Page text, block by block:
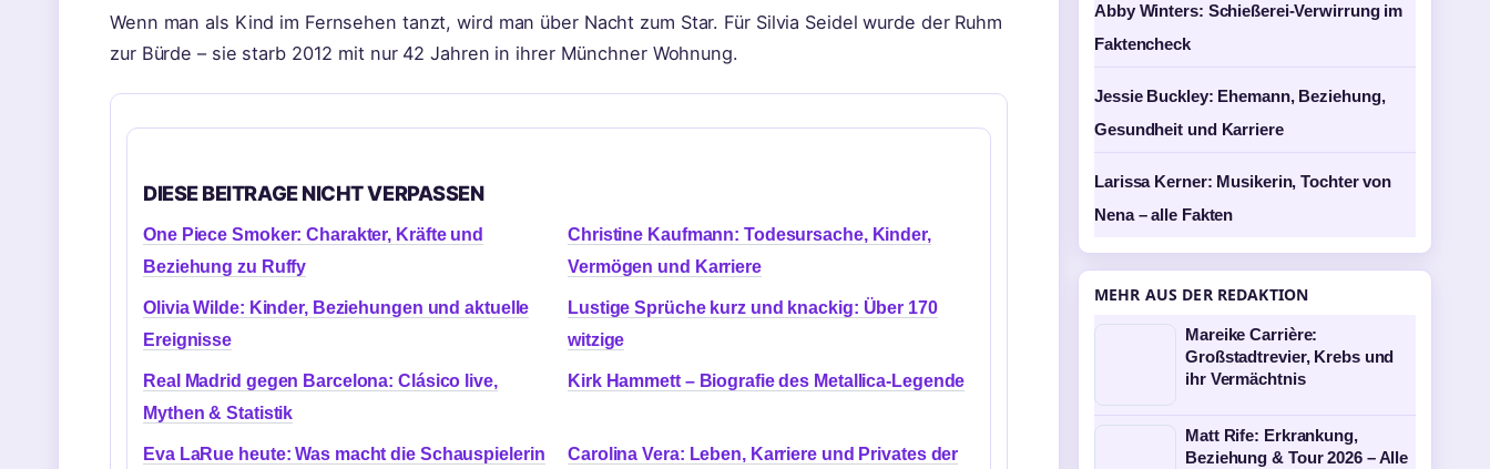
Wenn man als Kind im Fernsehen tanzt, wird man über Nacht zum Star. Für Silvia Seidel wurde der Ruhm
zur Bürde – sie starb 2012 mit nur 42 Jahren in ihrer Münchner Wohnung.
DIESE BEITRAGE NICHT VERPASSEN
One Piece Smoker: Charakter, Kräfte und
Beziehung zu Ruffy
Christine Kaufmann: Todesursache, Kinder,
Vermögen und Karriere
Olivia Wilde: Kinder, Beziehungen und aktuelle
Ereignisse
Lustige Sprüche kurz und knackig: Über 170
witzige
Real Madrid gegen Barcelona: Clásico live,
Mythen & Statistik
Kirk Hammett – Biografie des Metallica-Legende
Eva LaRue heute: Was macht die Schauspielerin
Carolina Vera: Leben, Karriere und Privates der
Abby Winters: Schießerei-Verwirrung im
Faktencheck
Jessie Buckley: Ehemann, Beziehung,
Gesundheit und Karriere
Larissa Kerner: Musikerin, Tochter von
Nena – alle Fakten
MEHR AUS DER REDAKTION
Mareike Carrière:
Großstadtrevier, Krebs und
ihr Vermächtnis
Matt Rife: Erkrankung,
Beziehung & Tour 2026 – Alle